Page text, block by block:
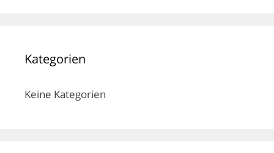
Kategorien
Keine Kategorien